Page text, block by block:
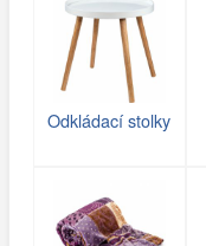
Odkládací stolky